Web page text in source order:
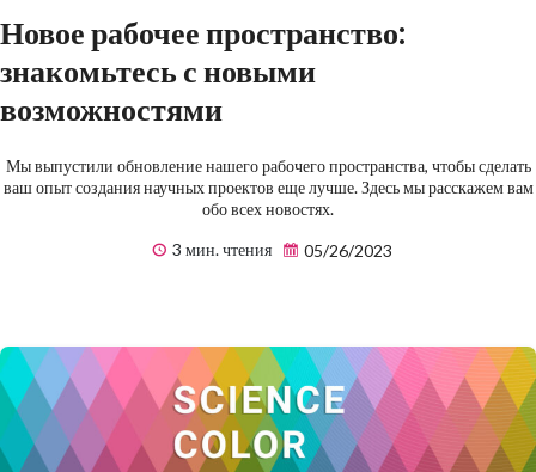
Новое рабочее пространство:
знакомьтесь с новыми
возможностями
Мы выпустили обновление нашего рабочего пространства, чтобы сделать
ваш опыт создания научных проектов еще лучше. Здесь мы расскажем вам
обо всех новостях.
3 мин. чтения
05/26/2023